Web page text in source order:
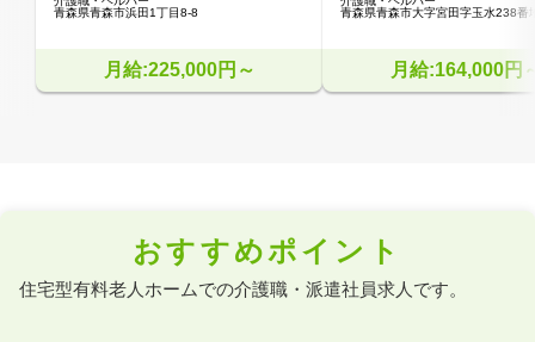
青森県青森市浜田1丁目8-8
月給:225,000円～
青森県青森市大字宮田字玉水238番
月給:164,000円
おすすめポイント
住宅型有料老人ホームでの介護職・派遣社員求人です。